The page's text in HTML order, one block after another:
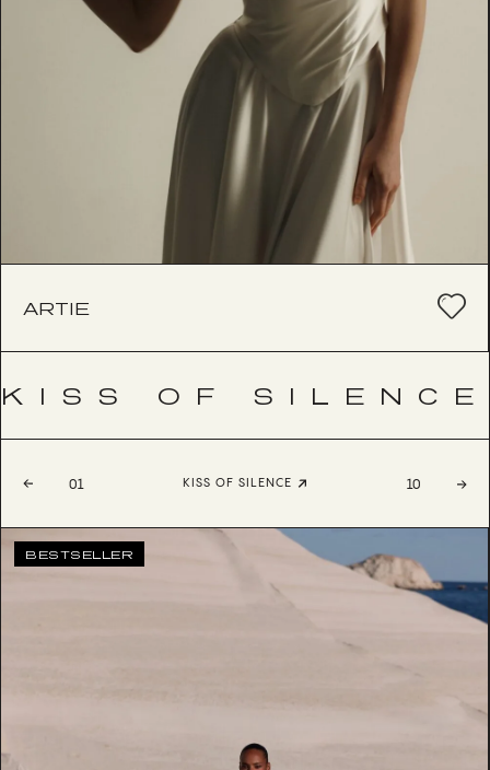
ARTIE
KISS OF SILENCE
01 KISS OF SILENCE 10
BESTSELLER